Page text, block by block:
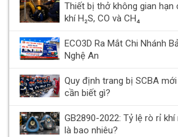
Thiết bị thở không gian
khí H₂S, CO và CH₄
ECO3D Ra Mắt Chi Nhánh
Nghệ An
Quy định trang bị SCBA
cần biết gì?
GB2890-2022: Tỷ lệ rò rỉ
là bao nhiêu?